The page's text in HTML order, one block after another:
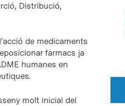
Distribució,
de medicaments
fàrmacs ja
humanes en
molt inicial del